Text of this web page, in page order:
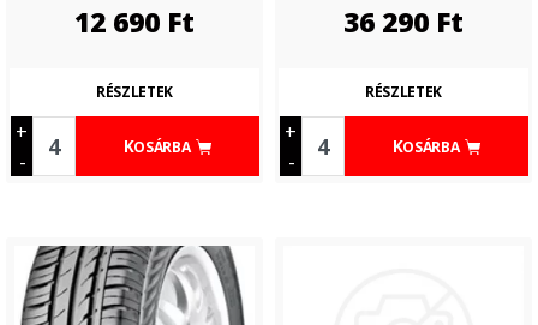
12 690 Ft
+
-
KOSÁRBA
RÉSZLETEK
36 290 Ft
+
-
KOSÁRBA
RÉSZLETEK